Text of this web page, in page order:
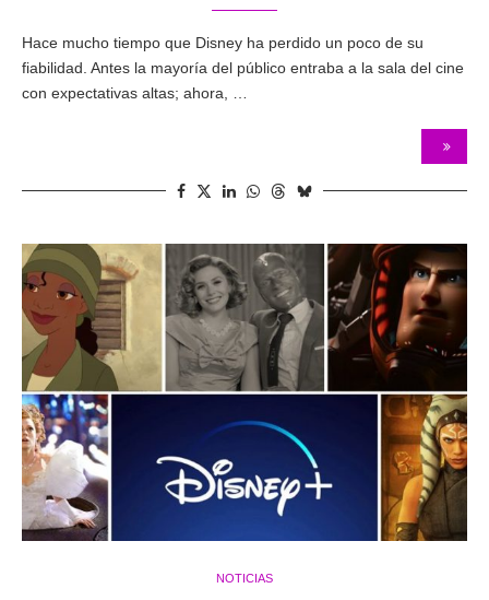
Hace mucho tiempo que Disney ha perdido un poco de su
fiabilidad. Antes la mayoría del público entraba a la sala del cine
con expectativas altas; ahora, …
NOTICIAS